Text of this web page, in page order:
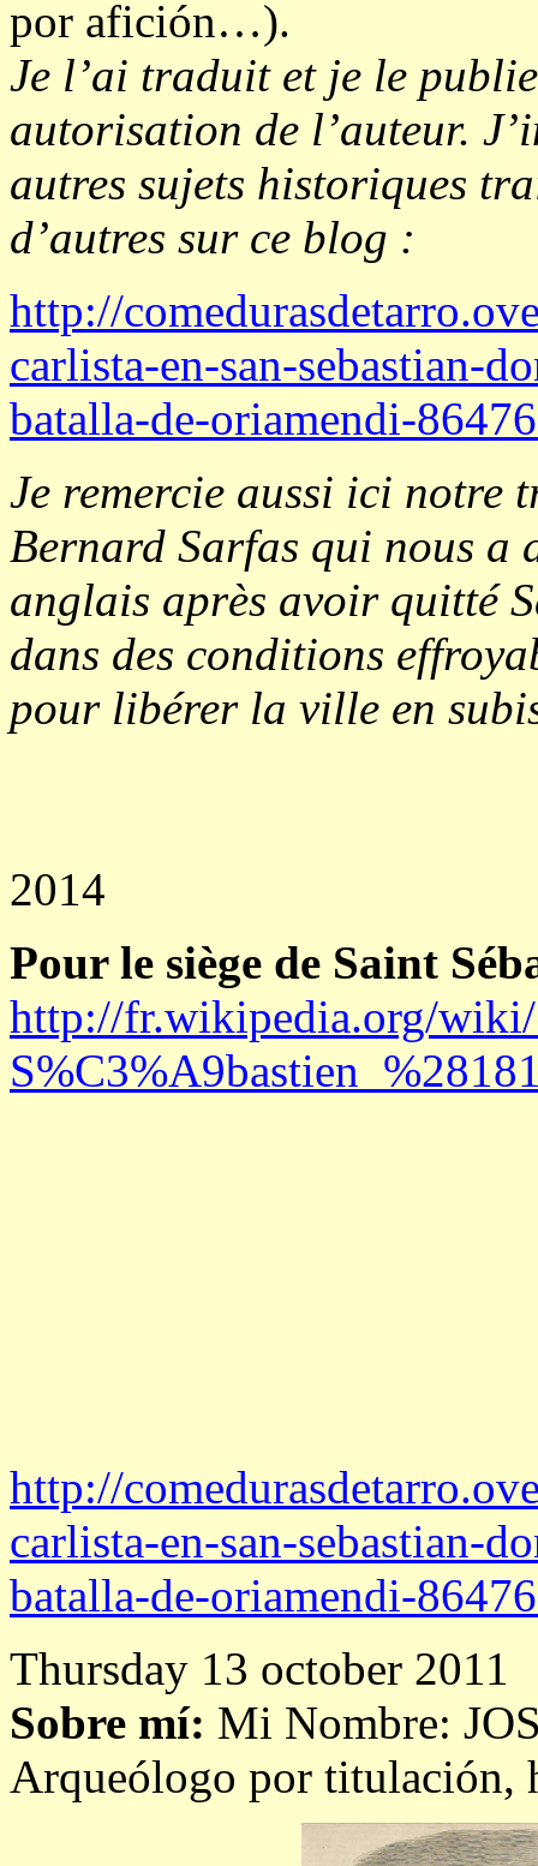
por afición…).
Je l’ai traduit et je le
autorisation de l’auteur.
autres sujets historiques
d’autres sur ce blog :
http://
carlista-en-san-sebastian-
batalla-de-oriamendi-
Je remercie aussi ici
Bernard Sarfas qui nous a
anglais après avoir quitté
dans des conditions
pour libérer la ville en
2014
Pour le siège de Saint
http://fr.wikipedia.org/
http://
carlista-en-san-sebastian-
batalla-de-oriamendi-
Thursday 13 october 2011
Sobre mí: Mi Nombre:
Arqueólogo por titulación,